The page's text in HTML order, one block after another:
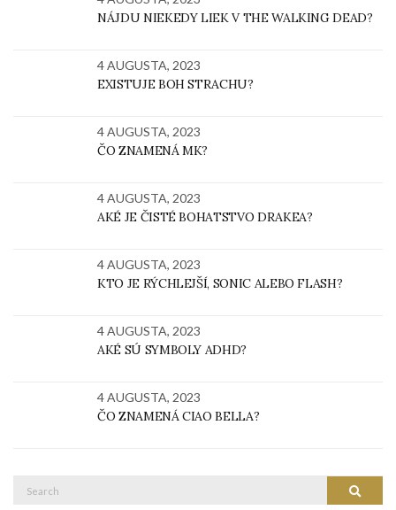
NÁJDU NIEKEDY LIEK V THE WALKING DEAD?
4 AUGUSTA, 2023
EXISTUJE BOH STRACHU?
4 AUGUSTA, 2023
ČO ZNAMENÁ MK?
4 AUGUSTA, 2023
AKÉ JE ČISTÉ BOHATSTVO DRAKEA?
4 AUGUSTA, 2023
KTO JE RÝCHLEJŠÍ, SONIC ALEBO FLASH?
4 AUGUSTA, 2023
AKÉ SÚ SYMBOLY ADHD?
4 AUGUSTA, 2023
ČO ZNAMENÁ CIAO BELLA?